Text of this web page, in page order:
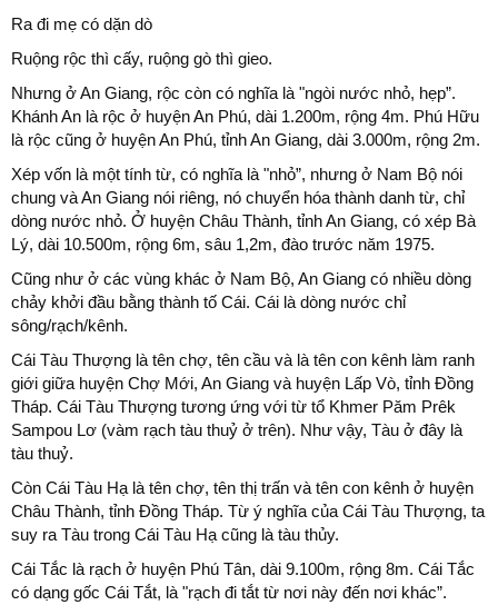
Ra đi mẹ có dặn dò
Ruộng rộc thì cấy, ruộng gò thì gieo.
Nhưng ở An Giang, rộc còn có nghĩa là "ngòi nước nhỏ, hẹp”.
Khánh An là rộc ở huyện An Phú, dài 1.200m, rộng 4m. Phú Hữu
là rộc cũng ở huyện An Phú, tỉnh An Giang, dài 3.000m, rộng 2m.
Xép vốn là một tính từ, có nghĩa là "nhỏ”, nhưng ở Nam Bộ nói
chung và An Giang nói riêng, nó chuyển hóa thành danh từ, chỉ
dòng nước nhỏ. Ở huyện Châu Thành, tỉnh An Giang, có xép Bà
Lý, dài 10.500m, rộng 6m, sâu 1,2m, đào trước năm 1975.
Cũng như ở các vùng khác ở Nam Bộ, An Giang có nhiều dòng
chảy khởi đầu bằng thành tố Cái. Cái là dòng nước chỉ
sông/rạch/kênh.
Cái Tàu Thượng là tên chợ, tên cầu và là tên con kênh làm ranh
giới giữa huyện Chợ Mới, An Giang và huyện Lấp Vò, tỉnh Đồng
Tháp. Cái Tàu Thượng tương ứng với từ tổ Khmer Păm Prêk
Sampou Lơ (vàm rạch tàu thuỷ ở trên). Như vậy, Tàu ở đây là
tàu thuỷ.
Còn Cái Tàu Hạ là tên chợ, tên thị trấn và tên con kênh ở huyện
Châu Thành, tỉnh Đồng Tháp. Từ ý nghĩa của Cái Tàu Thượng, ta
suy ra Tàu trong Cái Tàu Hạ cũng là tàu thủy.
Cái Tắc là rạch ở huyện Phú Tân, dài 9.100m, rộng 8m. Cái Tắc
có dạng gốc Cái Tắt, là "rạch đi tắt từ nơi này đến nơi khác”.